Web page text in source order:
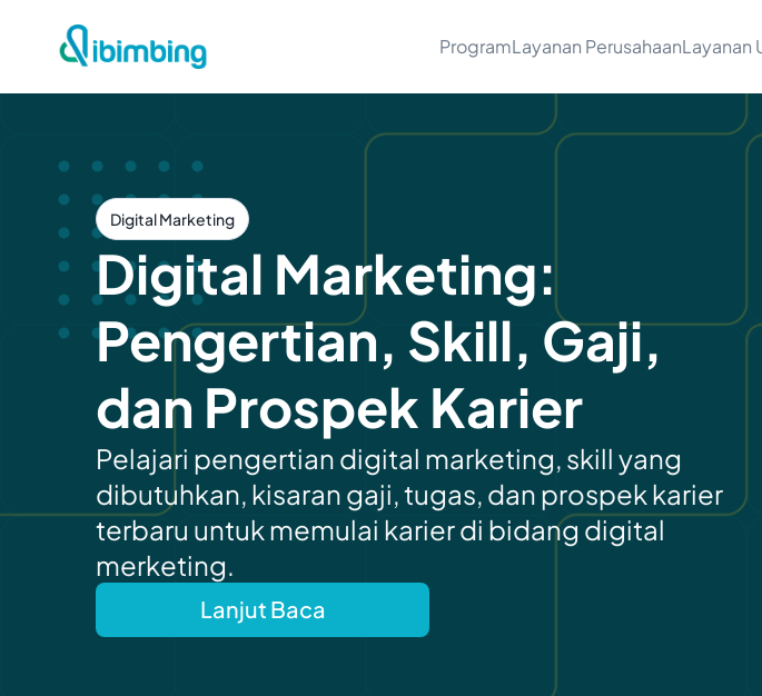
ProgramLayanan PerusahaanLayanan
Digital Marketing
Digital Marketing:
Pengertian, Skill, Gaji,
dan Prospek Karier
Pelajari pengertian digital marketing, skill yang
dibutuhkan, kisaran gaji, tugas, dan prospek karier
terbaru untuk memulai karier di bidang digital
merketing.
Lanjut Baca